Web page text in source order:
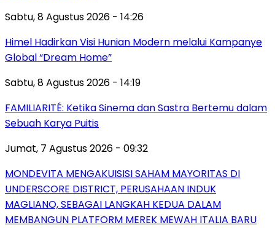
Sabtu, 8 Agustus 2026 - 14:26
Himel Hadirkan Visi Hunian Modern melalui Kampanye
Global “Dream Home”
Sabtu, 8 Agustus 2026 - 14:19
FAMILIARITÉ: Ketika Sinema dan Sastra Bertemu dalam
Sebuah Karya Puitis
Jumat, 7 Agustus 2026 - 09:32
MONDEVITA MENGAKUISISI SAHAM MAYORITAS DI
UNDERSCORE DISTRICT, PERUSAHAAN INDUK
MAGLIANO, SEBAGAI LANGKAH KEDUA DALAM
MEMBANGUN PLATFORM MEREK MEWAH ITALIA BARU